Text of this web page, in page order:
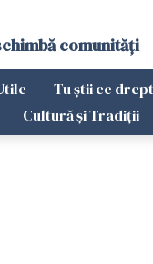
comunități
Tu știi ce
Cultură și Tradiții